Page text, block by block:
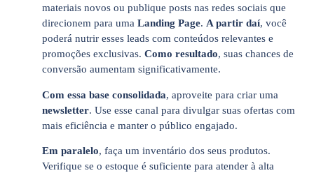
materiais novos ou publique posts nas redes sociais que
direcionem para uma Landing Page. A partir daí, você
poderá nutrir esses leads com conteúdos relevantes e
promoções exclusivas. Como resultado, suas chances de
conversão aumentam significativamente.
Com essa base consolidada, aproveite para criar uma
newsletter. Use esse canal para divulgar suas ofertas com
mais eficiência e manter o público engajado.
Em paralelo, faça um inventário dos seus produtos.
Verifique se o estoque é suficiente para atender à alta